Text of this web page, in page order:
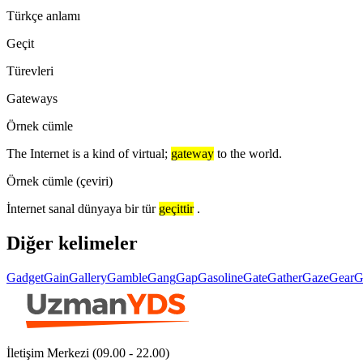
Türkçe anlamı
Geçit
Türevleri
Gateways
Örnek cümle
The Internet is a kind of virtual; gateway to the world.
Örnek cümle (çeviri)
İnternet sanal dünyaya bir tür geçittir .
Diğer kelimeler
GadgetGainGalleryGambleGangGapGasolineGateGatherGazeGear
İletişim Merkezi (09.00 - 22.00)